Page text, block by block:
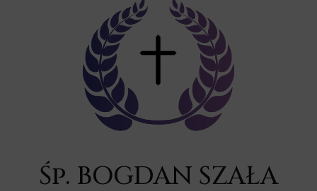
Śp. BOGDAN SZAŁA